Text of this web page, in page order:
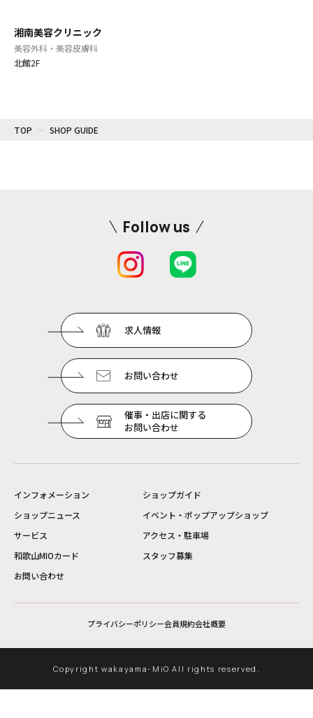
湘南美容クリニック
美容外科・美容皮膚科
北館2F
TOP SHOP GUIDE
Follow us
求人情報
お問い合わせ
催事・出店に関する
お問い合わせ
インフォメーション
ショップガイド
ショップニュース
イベント・ポップアップショップ
サービス
アクセス・駐車場
和歌山MIOカード
スタッフ募集
お問い合わせ
プライバシーポリシー会員規約会社概要
Copyright wakayama-MiO All rights reserved.